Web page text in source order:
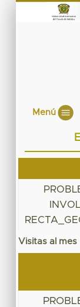
Menú
Visitas al mes